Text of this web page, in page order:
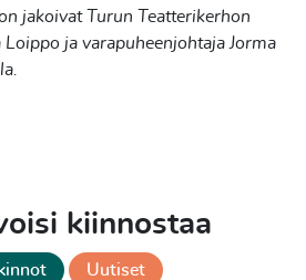
jakoivat Turun Teatterikerhon
ja varapuheenjohtaja Jorma
kiinnostaa
Uutiset